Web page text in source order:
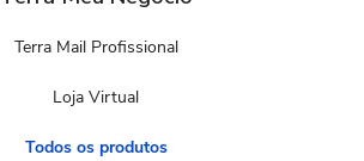
Terra Mail Profissional
Loja Virtual
Todos os produtos